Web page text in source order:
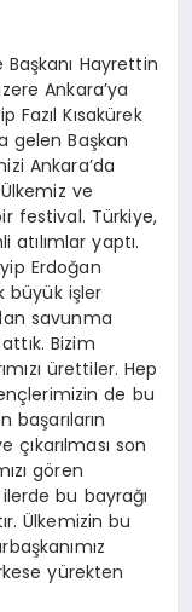
Hayrettin
Ankara’ya
Kısakürek
gelen Başkan
Ankara’da
ve
festival. Türkiye,
yaptı.
Erdoğan
büyük işler
savunma
Bizim
ürettiler. Hep
de bu
başarıların
son
gören
bu bayrağı
Ülkemizin bu
yürekten